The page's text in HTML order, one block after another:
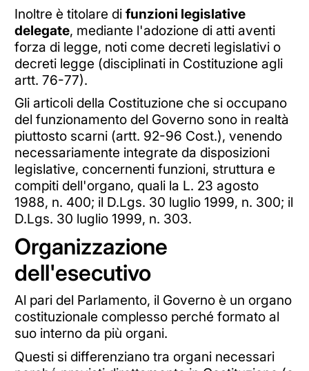
Inoltre è titolare di funzioni legislative
delegate, mediante l'adozione di atti aventi
forza di legge, noti come decreti legislativi o
decreti legge (disciplinati in Costituzione agli
artt. 76-77).
Gli articoli della Costituzione che si occupano
del funzionamento del Governo sono in realtà
piuttosto scarni (artt. 92-96 Cost.), venendo
necessariamente integrate da disposizioni
legislative, concernenti funzioni, struttura e
compiti dell'organo, quali la L. 23 agosto
1988, n. 400; il D.Lgs. 30 luglio 1999, n. 300; il
D.Lgs. 30 luglio 1999, n. 303.
Organizzazione
dell'esecutivo
Al pari del Parlamento, il Governo è un organo
costituzionale complesso perché formato al
suo interno da più organi.
Questi si differenziano tra organi necessari